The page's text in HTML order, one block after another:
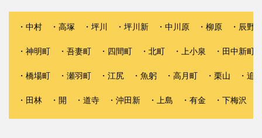
・中村 ・高塚 ・坪川 ・坪川新 ・中川原 ・柳原 ・辰野
・神明町 ・吾妻町 ・四間町 ・北町 ・上小泉 ・田中新町
・橋場町 ・瀬羽町 ・江尻 ・魚躬 ・高月町 ・栗山 ・追
・田林 ・開 ・道寺 ・沖田新 ・上島 ・有金 ・下梅沢